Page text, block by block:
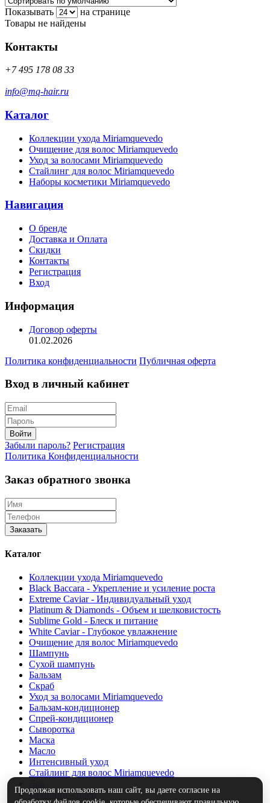
Показывать
на странице
Товары не найдены
Контакты
+7 495 178 08 33
info@mq-hair.ru
Каталог
Коллекции ухода Miriamquevedo
Очищение для волос Miriamquevedo
Уход за волосами Miriamquevedo
Стайлинг для волос Miriamquevedo
Наборы косметики Miriamquevedo
Навигация
О бренде
Доставка и Оплата
Скидки
Контакты
Регистрация
Вход
Информация
Договор оферты
01.02.2026
Политика конфиденциальности Публичная оферта
Вход в личный кабинет
Войти
Забыли пароль? Регистрация
Политика Конфиденциальности
Заказ обратного звонка
Заказать
Каталог
Коллекции ухода Miriamquevedo
Black Baccara - Укрепление и усиление роста
Extreme Caviar - Индивидуальный уход
Platinum & Diamonds - Объем и шелковистость
Sublime Gold - Блеск и питание
White Caviar - Глубокое увлажнение
Очищение для волос Miriamquevedo
Шампунь
Сухой шампунь
Бальзам
Скраб
Уход за волосами Miriamquevedo
Бальзам-кондиционер
Спрей-кондиционер
Сыворотка
Маска
Масло
Интенсивный уход
Стайлинг для волос Miriamquevedo
Стайлинг-спрей
Продолжая использовать наш сайт, вы даете согласие на